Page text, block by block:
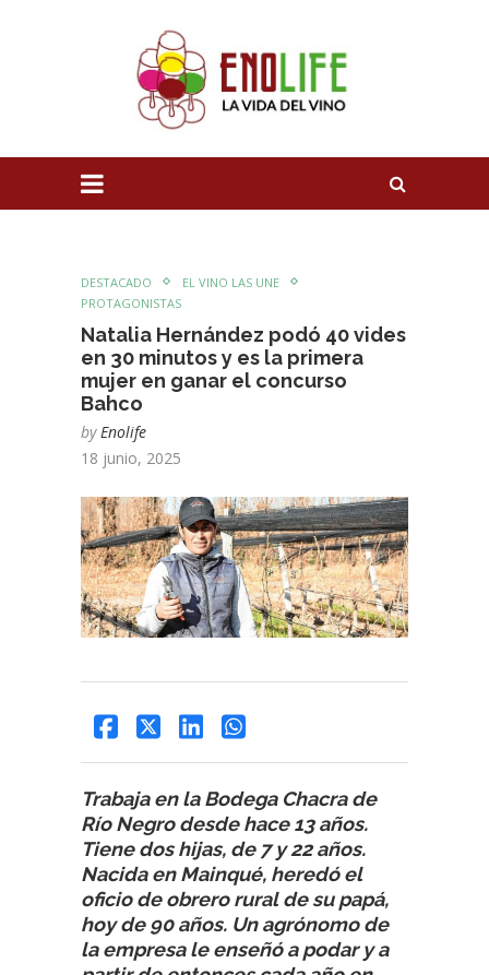
DESTACADO
EL VINO LAS UNE
PROTAGONISTAS
Natalia Hernández podó 40 vides
en 30 minutos y es la primera
mujer en ganar el concurso
Bahco
by Enolife
18 junio, 2025
Trabaja en la Bodega Chacra de
Río Negro desde hace 13 años.
Tiene dos hijas, de 7 y 22 años.
Nacida en Mainqué, heredó el
oficio de obrero rural de su papá,
hoy de 90 años. Un agrónomo de
la empresa le enseñó a podar y a